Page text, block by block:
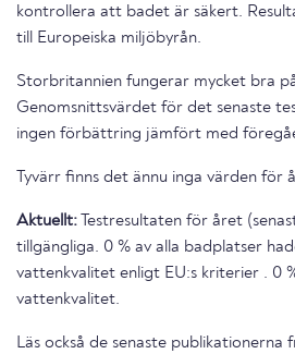
kontrollera att badet är säkert.
till Europeiska miljöbyrån.
Storbritannien fungerar mycket bra
Genomsnittsvärdet för det senaste
ingen förbättring jämfört med
Tyvärr finns det ännu inga värden för
Aktuellt: Testresultaten för året
tillgängliga. 0 % av alla badplatser
vattenkvalitet enligt EU:s kriterier . 0
vattenkvalitet.
Läs också de senaste publikationerna